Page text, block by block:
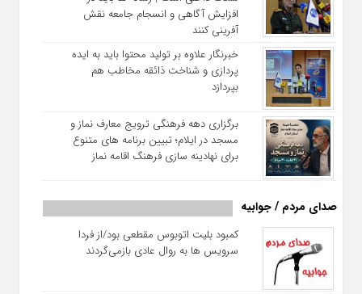
افزایش آگاهی و انسجام جامعه نقش‌
آفرینی کنند
خبرنگار علاوه بر تولید محتوا باید به ایده‌
پردازی و شناخت ذائقه مخاطب هم
بپردازد
برگزاری دهه فرهنگی ترویج معارف نماز و
مسجد در ایلام؛ تبیین برنامه‌ های متنوع
برای نهادینه‌ سازی فرهنگ اقامه نماز
صدای مردم / جوابیه
کمبود بلیت اتوبوس مقطعی بود/از فردا
سرویس ها به روال عادی بازمی‌گردند